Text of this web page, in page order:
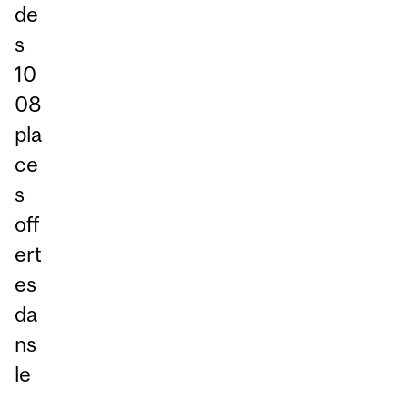
de
s
10
08
pla
ce
s
off
ert
es
da
ns
le